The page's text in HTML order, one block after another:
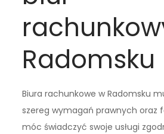
Radomsku
Biura rachunkowe w Radomsku
szereg wymagań prawnych oraz
móc świadczyć swoje usługi